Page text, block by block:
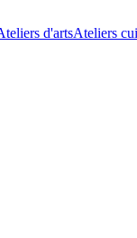
d'artsAteliers